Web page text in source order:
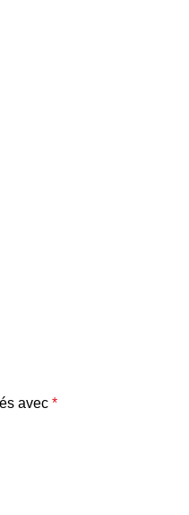
avec *